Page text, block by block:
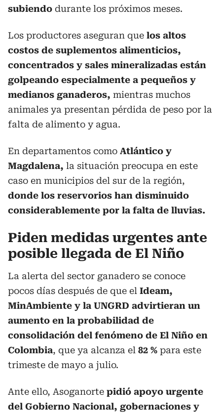
subiendo durante los próximos meses.
Los productores aseguran que los altos
costos de suplementos alimenticios,
concentrados y sales mineralizadas están
golpeando especialmente a pequeños y
medianos ganaderos, mientras muchos
animales ya presentan pérdida de peso por la
falta de alimento y agua.
En departamentos como Atlántico y
Magdalena, la situación preocupa en este
caso en municipios del sur de la región,
donde los reservorios han disminuido
considerablemente por la falta de lluvias.
Piden medidas urgentes ante
posible llegada de El Niño
La alerta del sector ganadero se conoce
pocos días después de que el Ideam,
MinAmbiente y la UNGRD advirtieran un
aumento en la probabilidad de
consolidación del fenómeno de El Niño en
Colombia, que ya alcanza el 82 % para este
trimeste de mayo a julio.
Ante ello, Asoganorte pidió apoyo urgente
del Gobierno Nacional, gobernaciones y